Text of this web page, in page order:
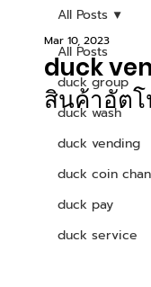
All Posts
duck group
duck wash
duck vending
duck coin
duck pay
duck service
All Posts
duck
สินค้าอัต
Mar 10, 2023